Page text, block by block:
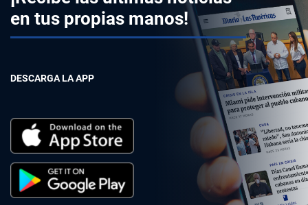
en tus propias manos!
DESCARGA LA APP